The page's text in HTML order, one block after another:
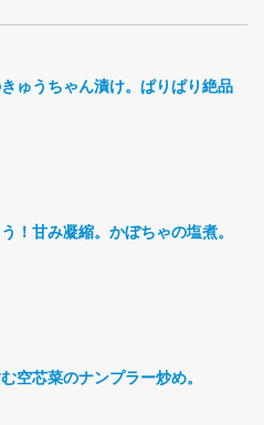
ゅうちゃん漬け。ぱりぱり絶品。
！甘み凝縮。かぼちゃの塩煮。
空芯菜のナンプラー炒め。